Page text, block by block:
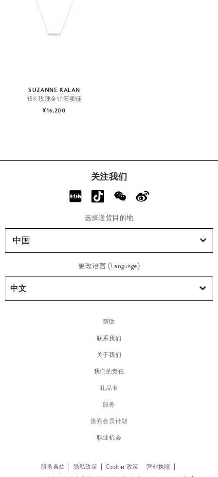
SUZANNE KALAN
18K 玫瑰金钻石项链
¥16,200
关注我们
选择送货目的地
中国
更改语言 (Language)
帮助
联系我们
关于我们
我们的责任
礼品卡
服务
贵宾会员计划
职业机会
服务条款 隐私政策 Cookies 政策
营业执照